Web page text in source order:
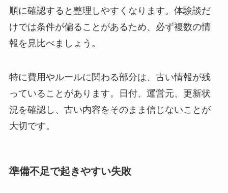
順に確認すると整理しやすくなります。体験談だ
けでは条件が偏ることがあるため、必ず複数の情
報を見比べましょう。
特に費用やルールに関わる部分は、古い情報が残
っていることがあります。日付、運営元、更新状
況を確認し、古い内容をそのまま信じないことが
大切です。
準備不足で起きやすい失敗